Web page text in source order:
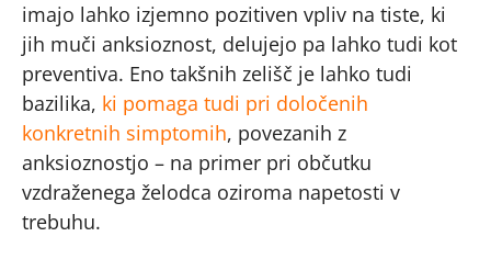
imajo lahko izjemno pozitiven vpliv na tiste, ki
jih muči anksioznost, delujejo pa lahko tudi kot
preventiva. Eno takšnih zelišč je lahko tudi
bazilika, ki pomaga tudi pri določenih
konkretnih simptomih, povezanih z
anksioznostjo – na primer pri občutku
vzdraženega želodca oziroma napetosti v
trebuhu.